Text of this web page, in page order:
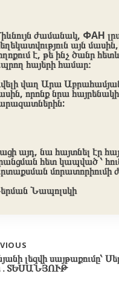
ժամանակ, ФАН
այն
է, թե ինչ ծանր
հայերի համար։
վաղ Արա
որոնք նրա
այդ, նա հայտնել էր
հետ կապված ՝
մորատորիումի
Նապոլսկի
լեզվի սայթաքումը՝